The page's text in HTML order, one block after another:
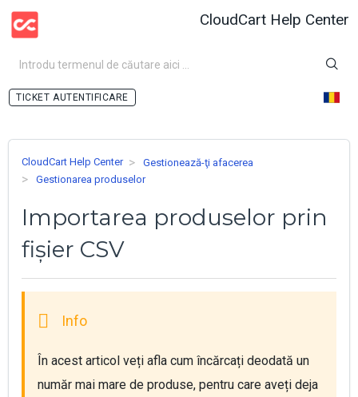
CloudCart Help Center
AUTENTIFICARE
CloudCart Help Center
Gestionează-ţi afacerea
Gestionarea produselor
Importarea produselor prin
fișier CSV
În acest articol veți afla cum încărcați deodată un
număr mai mare de produse, pentru care aveți deja